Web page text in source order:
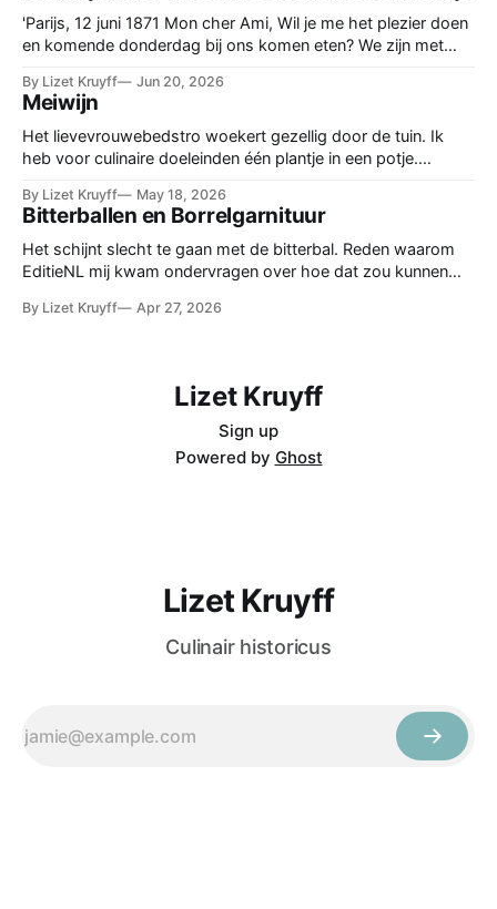
erwtjes.
'Parijs, 12 juni 1871 Mon cher Ami, Wil je me het plezier doen
en komende donderdag bij ons komen eten? We zijn met
Emile Zola' De etentjes op donderdag bij de familie Zola thuis
zijn vaste prik. De intimi schuiven
By Lizet Kruyff Jun 20, 2026
Meiwijn
Het lievevrouwebedstro woekert gezellig door de tuin. Ik
heb voor culinaire doeleinden één plantje in een potje.
de familie van de Walstro-achtigen. Hier en daar in Zuid-
Limburg groeit hij nog in het wild. Maar laat hem daar maar
staan, zet
By Lizet Kruyff May 18, 2026
Bitterballen en Borrelgarnituur
Het schijnt slecht te gaan met de bitterbal. Reden waarom
EditieNL mij kwam ondervragen over hoe dat zou kunnen
kijken hoe lang die bal al populair is. Want gerechten komen
By Lizet Kruyff Apr 27, 2026
Lizet Kruyff
Sign up
Powered by Ghost
Lizet Kruyff
Culinair historicus